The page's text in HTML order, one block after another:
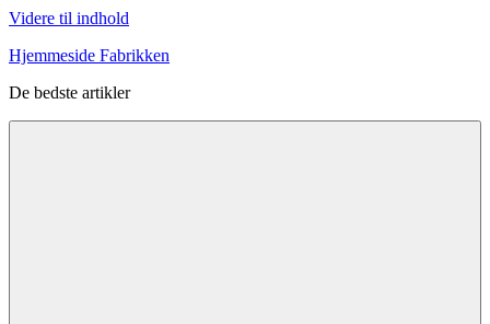
Videre til indhold
Hjemmeside Fabrikken
De bedste artikler